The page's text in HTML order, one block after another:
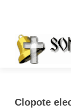
Clopote